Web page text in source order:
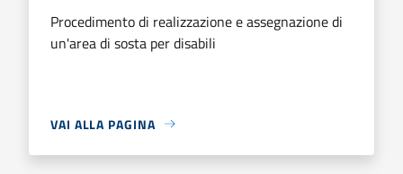
Procedimento di realizzazione e assegnazione di
un'area di sosta per disabili
VAI ALLA PAGINA